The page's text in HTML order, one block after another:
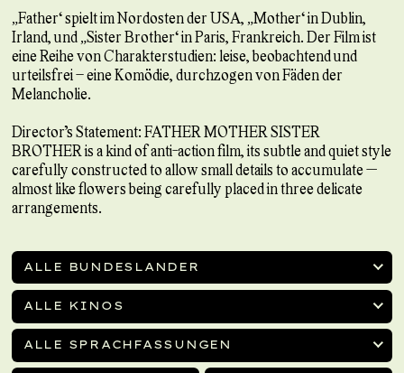
ALLE BUNDESLÄNDER
ALLE KINOS
ALLE SPRACHFASSUNGEN
„Father“ spielt im Nordosten der USA, „Mother“ in Dublin,
Irland, und „Sister Brother“ in Paris, Frankreich. Der Film ist
eine Reihe von Charakterstudien: leise, beobachtend und
urteilsfrei – eine Komödie, durchzogen von Fäden der
Melancholie.
Director’s Statement: FATHER MOTHER SISTER
BROTHER is a kind of anti-action film, its subtle and quiet style
carefully constructed to allow small details to accumulate —
almost like flowers being carefully placed in three delicate
arrangements.